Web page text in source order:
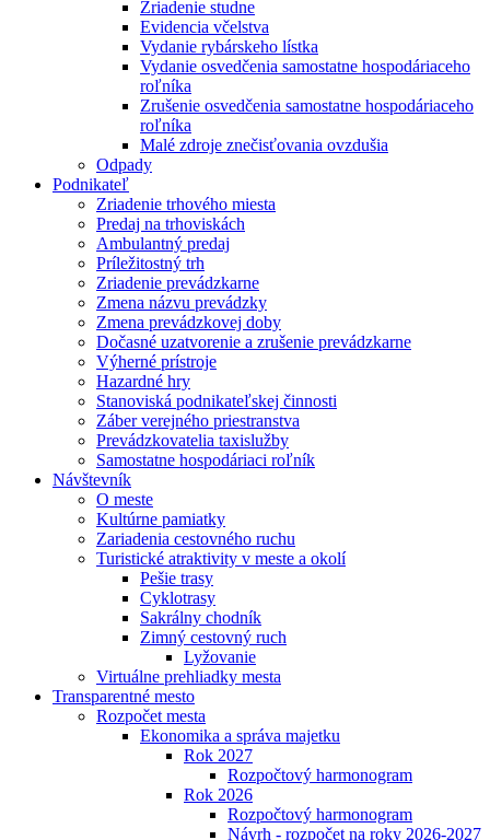
Zriadenie studne
Evidencia včelstva
Vydanie rybárskeho lístka
Vydanie osvedčenia samostatne hospodáriaceho
roľníka
Zrušenie osvedčenia samostatne hospodáriaceho
roľníka
Malé zdroje znečisťovania ovzdušia
Odpady
Podnikateľ
Zriadenie trhového miesta
Predaj na trhoviskách
Ambulantný predaj
Príležitostný trh
Zriadenie prevádzkarne
Zmena názvu prevádzky
Zmena prevádzkovej doby
Dočasné uzatvorenie a zrušenie prevádzkarne
Výherné prístroje
Hazardné hry
Stanoviská podnikateľskej činnosti
Záber verejného priestranstva
Prevádzkovatelia taxislužby
Samostatne hospodáriaci roľník
Návštevník
O meste
Kultúrne pamiatky
Zariadenia cestovného ruchu
Turistické atraktivity v meste a okolí
Pešie trasy
Cyklotrasy
Sakrálny chodník
Zimný cestovný ruch
Lyžovanie
Virtuálne prehliadky mesta
Transparentné mesto
Rozpočet mesta
Ekonomika a správa majetku
Rok 2027
Rozpočtový harmonogram
Rok 2026
Rozpočtový harmonogram
Návrh - rozpočet na roky 2026-2027